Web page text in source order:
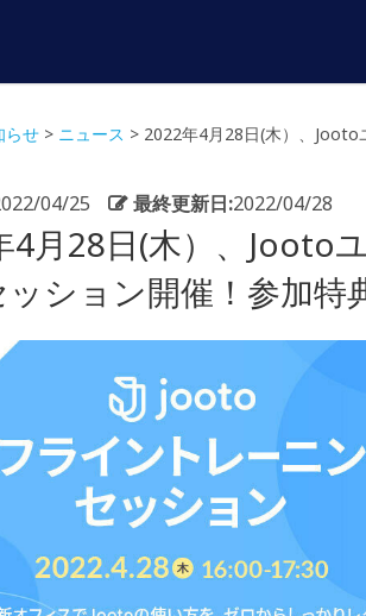
らせ > ニュース > 2022年4月28日(木）、Jooto
04/25 最終更新日:2022/04/28
4月28日(木）、Jooto
ション開催！参加特